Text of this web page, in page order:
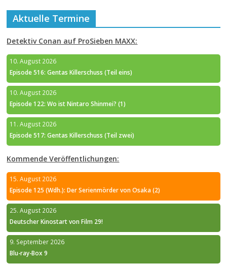
Aktuelle Termine
Detektiv Conan auf ProSieben MAXX:
10. August 2026
Episode 516: Gentas Killerschuss (Teil eins)
10. August 2026
Episode 122: Wo ist Nintaro Shinmei? (1)
11. August 2026
Episode 517: Gentas Killerschuss (Teil zwei)
Kommende Veröffentlichungen:
15. August 2026
Episode 125 (Wdh.): Der Serienmörder von Osaka (2)
25. August 2026
Deutscher Kinostart von Film 29!
9. September 2026
Blu-ray-Box 9